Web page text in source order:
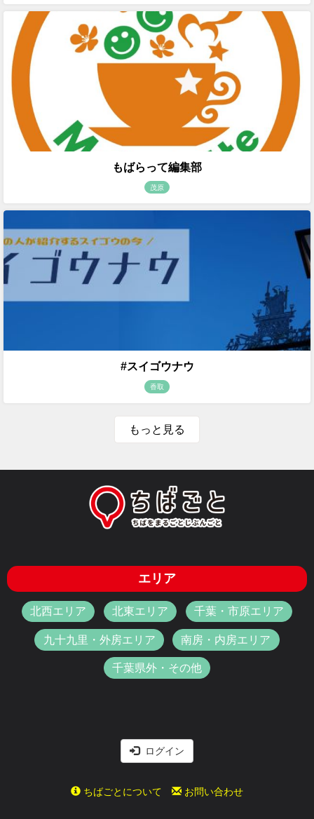
もばらって編集部
茂原
#スイゴウナウ
香取
もっと見る
エリア
北西エリア 北東エリア 千葉・市原エリア
九十九里・外房エリア 南房・内房エリア
千葉県外・その他
ログイン
ちばごとについて お問い合わせ